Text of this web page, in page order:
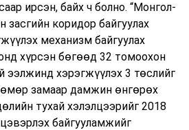
ирсэн, байх ч болно. “Монгол-
коридор байгуулах
механизм байгуулах
хүрсэн бөгөөд 32 томоохон
ээлжинд хэрэгжүүлэх 3 төслийг
замаар дамжин өнгөрөх
тухай хэлэлцээрийг 2018
байгууламжийг